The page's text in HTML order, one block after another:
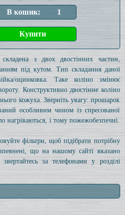
з двох двостінних частин,
під кутом. Тип складання даної
оцинковка. Таке коліно змінює
Конструктивно двостінне коліно
кожуха. Зверніть увагу: прошарок
особливим чином із спресованої
нагріваються, і тому пожежобезпечні.
фільтри, щоб підібрати потрібну
що на нашому сайті вказано
за телефонами у розділі